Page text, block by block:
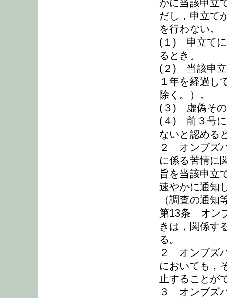
かに当該申立
だし，申立て
を行わない。
(１) 申立てに
るとき。
(２) 当該申立
１年を経過し
除く。）。
(３) 虚偽その
(４) 前３号に
ないと認める
２ オンブズ
に係る苦情に
旨を当該申立
速やかに通知
（調査の通知
第13条 オン
きは，関係す
る。
２ オンブズ
においても，
止することが
３ オンブズ